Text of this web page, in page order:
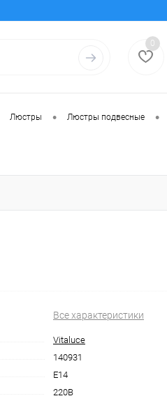
0
Люстры • Люстры подвесные •
Все характеристики
Vitaluce
140931
E14
220В